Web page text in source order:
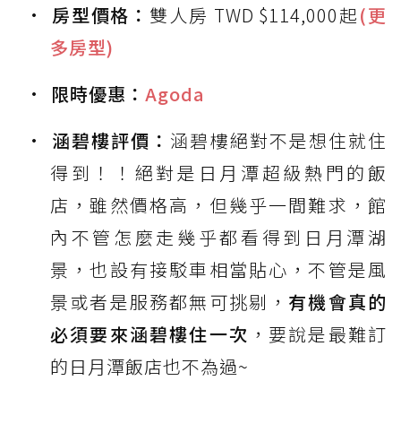
房型價格： 雙人房 TWD $114,000起(更
多房型)
限時優惠： Agoda
涵碧樓評價： 涵碧樓絕對不是想住就住
得到！！絕對是日月潭超級熱門的飯
店，雖然價格高，但幾乎一間難求，館
內不管怎麼走幾乎都看得到日月潭湖
景，也設有接駁車相當貼心，不管是風
景或者是服務都無可挑剔， 有機會真的
必須要來涵碧樓住一次 ，要說是最難訂
的日月潭飯店也不為過~